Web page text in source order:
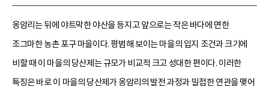
옹암리는 뒤에 야트막한 야산을 등지고 앞으로는 작은 바다에 면한
조그마한 농촌 포구 마을이다. 평범해 보이는 마을의 입지 조건과 크기에
비할 때 이 마을의 당산제는 규모가 비교적 크고 성대한 편이다. 이러한
특징은 바로 이 마을의 당산제가 옹암리의 발전 과정과 밀접한 연관을 맺어